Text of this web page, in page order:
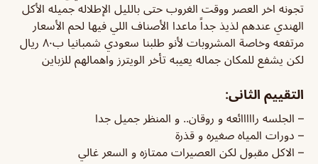
تجونه اخر العصر ووقت الغروب حتى بالليل الإطلاله جميله الأكل
الهندي عندهم لذيذ جداً ماعدا الأصناف اللي فيها لحم الأسعار
مرتفعه وخاصة المشروبات لأنو طلبنا سعودي شمبانيا ب٨٠ ريال
لكن يشفع للمكان جماله يعيبه تأخر الويترز واهمالهم للزباين
التقييم الثانى:
– الجلسه رااااائعه و روقان.. و المنظر جميل جدا
– دورات المياه صغيره و قذرة
– الاكل مقبول لكن العصيرات ممتازه و السعر غالي